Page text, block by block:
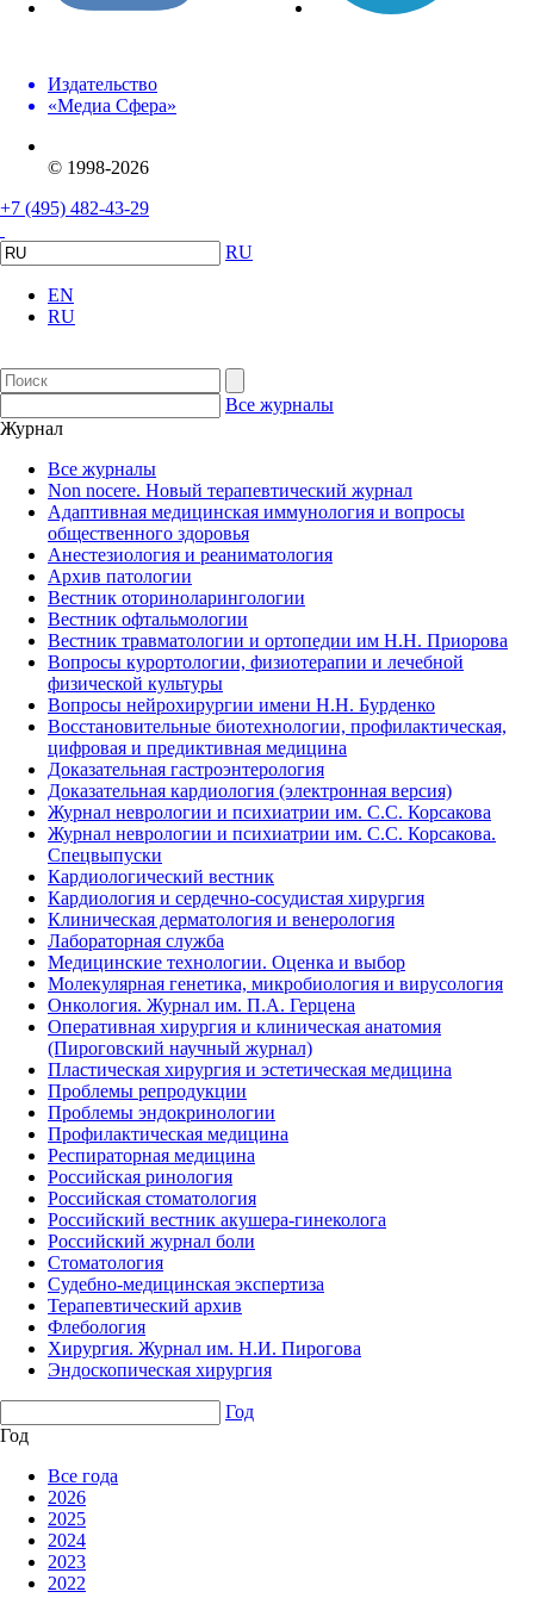
Издательство
«Медиа Сфера»
© 1998-2026
+7 (495) 482-43-29
RU
EN
RU
Все журналы
Журнал
Все журналы
Non nocere. Новый терапевтический журнал
Адаптивная медицинская иммунология и вопросы
общественного здоровья
Анестезиология и реаниматология
Архив патологии
Вестник оториноларингологии
Вестник офтальмологии
Вестник травматологии и ортопедии им Н.Н. Приорова
Вопросы курортологии, физиотерапии и лечебной
физической культуры
Вопросы нейрохирургии имени Н.Н. Бурденко
Восстановительные биотехнологии, профилактическая,
цифровая и предиктивная медицина
Доказательная гастроэнтерология
Доказательная кардиология (электронная версия)
Журнал неврологии и психиатрии им. С.С. Корсакова
Журнал неврологии и психиатрии им. С.С. Корсакова.
Спецвыпуски
Кардиологический вестник
Кардиология и сердечно-сосудистая хирургия
Клиническая дерматология и венерология
Лабораторная служба
Медицинские технологии. Оценка и выбор
Молекулярная генетика, микробиология и вирусология
Онкология. Журнал им. П.А. Герцена
Оперативная хирургия и клиническая анатомия
(Пироговский научный журнал)
Пластическая хирургия и эстетическая медицина
Проблемы репродукции
Проблемы эндокринологии
Профилактическая медицина
Респираторная медицина
Российская ринология
Российская стоматология
Российский вестник акушера-гинеколога
Российский журнал боли
Стоматология
Судебно-медицинская экспертиза
Терапевтический архив
Флебология
Хирургия. Журнал им. Н.И. Пирогова
Эндоскопическая хирургия
Год
Год
Все года
2026
2025
2024
2023
2022